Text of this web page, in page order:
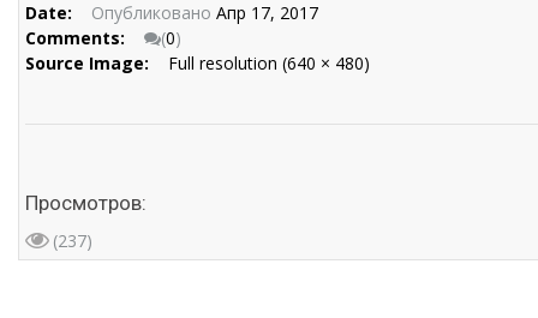
Date: Опубликовано Апр 17, 2017
Comments:
(0)
Source Image:
Full resolution (640 × 480)
Просмотров:
(237)